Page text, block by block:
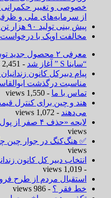
خصوصی و تغییر حکمرانی
از سرمایه‌های ملی و
پیش بینی تولید ۹۰ هزار تن کره تا پایان سال
مخالفت اوپک با
“ساینا S ” آغاز شد
- 2,451 views
پیام دبیرکل کانون
مناسبت درگذشت
تماس با ما - 1,550 views
هند و چین برای کنترل
می‌دهند - 1,072 views
لایحه «حذف ۴ صفر از پول ملی» به مجلس رفت
views
✅ هنگ‌کنگ در جوار چین
views
انتخاب دبیر کل کانون
- 1,019 views
استقبال مردم از طرح
خط فقر ؟ - 986 views